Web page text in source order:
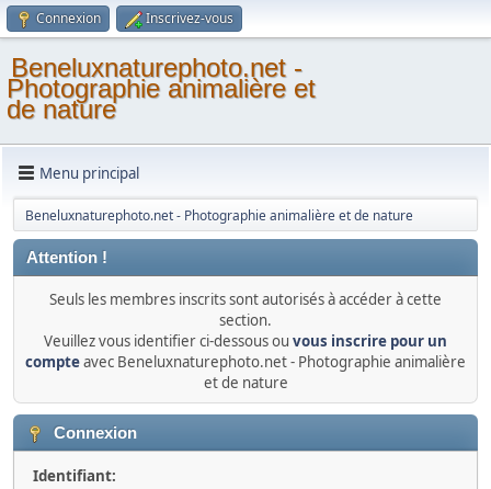
Connexion Inscrivez-vous
Beneluxnaturephoto.net -
Photographie animalière et
de nature
Menu principal
Beneluxnaturephoto.net - Photographie animalière et de nature
Attention !
Seuls les membres inscrits sont autorisés à accéder à cette
section.
Veuillez vous identifier ci-dessous ou vous inscrire pour un
compteavec Beneluxnaturephoto.net - Photographie animalière
et de nature
Connexion
Identifiant: